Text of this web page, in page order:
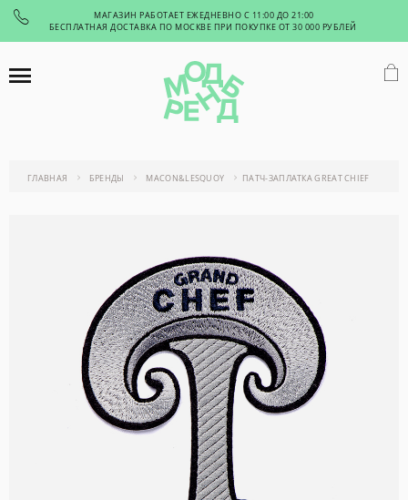
МАГАЗИН РАБОТАЕТ ЕЖЕДНЕВНО С 11:00 ДО 21:00
БЕСПЛАТНАЯ ДОСТАВКА ПО МОСКВЕ ПРИ ПОКУПКЕ ОТ 30 000 РУБЛЕЙ
ГЛАВНАЯ БРЕНДЫ MACON&LESQUOY ПАТЧ-ЗАПЛАТКА GREAT CHIEF